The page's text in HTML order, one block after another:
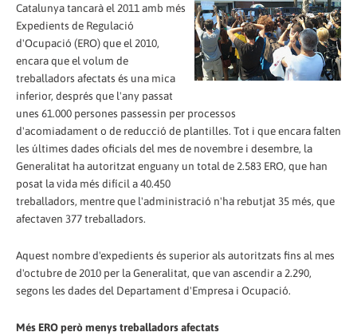
Catalunya tancarà el 2011 amb més
Expedients de Regulació
d'Ocupació (ERO) que el 2010,
encara que el volum de
treballadors afectats és una mica
inferior, després que l'any passat
unes 61.000 persones passessin per processos
d'acomiadament o de reducció de plantilles. Tot i que encara falten
les últimes dades oficials del mes de novembre i desembre, la
Generalitat ha autoritzat enguany un total de 2.583 ERO, que han
posat la vida més difícil a 40.450
treballadors, mentre que l'administració n'ha rebutjat 35 més, que
afectaven 377 treballadors.
Aquest nombre d'expedients és superior als autoritzats fins al mes
d'octubre de 2010 per la Generalitat, que van ascendir a 2.290,
segons les dades del Departament d'Empresa i Ocupació.
Més ERO però menys treballadors afectats